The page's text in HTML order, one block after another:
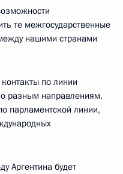
те межгосударственные
нашими странами
по линии
разным направлениям.
парламентской линии,
Аргентина будет